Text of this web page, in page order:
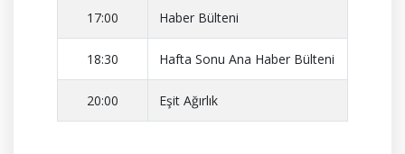
17:00 Haber Bülteni
18:30 Hafta Sonu Ana Haber Bülteni
20:00 Eşit Ağırlık